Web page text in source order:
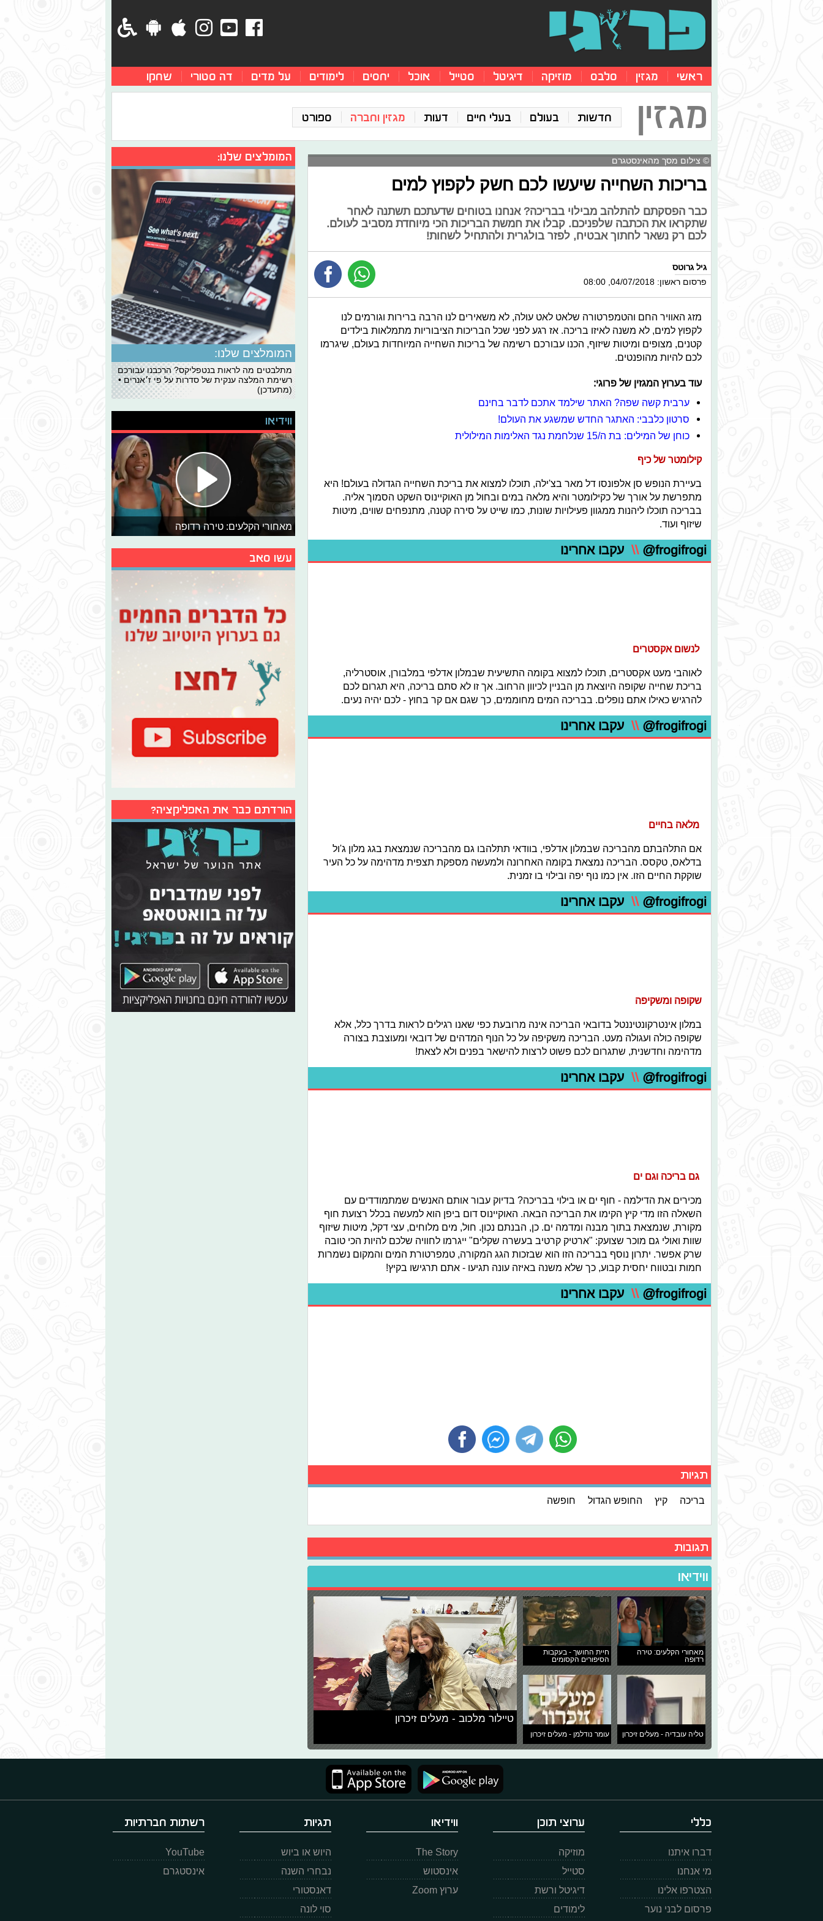
ראשי מגזין סלבס מוזיקה דיגיטל סטייל אוכל יחסים לימודים על מדים דה סטורי שחקו
מגזין חדשות בעולם בעלי חיים דעות מגזין וחברה ספורט
© צילום מסך מהאינסטגרם
בריכות השחייה שיעשו לכם חשק לקפוץ למים
כבר הפסקתם להתלהב מבילוי בבריכה? אנחנו בטוחים שדעתכם תשתנה לאחר
שתקראו את הכתבה שלפניכם. קבלו את חמשת הבריכות הכי מיוחדת מסביב לעולם.
לכם רק נשאר לחתוך אבטיח, לפזר בולגרית ולהתחיל לשחות!
גיל גרוטס
פרסום ראשון: 04/07/2018, 08:00
מזג האוויר החם והטמפרטורה שלאט לאט עולה, לא משאירים לנו הרבה ברירות וגורמים לנו
לקפוץ למים, לא משנה לאיזו בריכה. אז רגע לפני שכל הבריכות הציבוריות מתמלאות בילדים
קטנים, מצופים ומיטות שיזוף, הכנו עבורכם רשימה של בריכות השחייה המיוחדות בעולם, שיגרמו
לכם להיות מהופנטים.
עוד בערוץ המגזין של פרוגי:
ערבית קשה שפה? האתר שילמד אתכם לדבר בחינם
סרטון כלבבי: האתגר החדש שמשגע את העולם!
כוחן של המילים: בת ה/15 שנלחמת נגד האלימות המילולית
קילומטר של כיף
בעיירת הנופש סן אלפונסו דל מאר בצ'ילה, תוכלו למצוא את בריכת השחייה הגדולה בעולם! היא
מתפרשת על אורך של כקילומטר והיא מלאה במים ובחול מן האוקיינוס השקט הסמוך אליה.
בבריכה תוכלו ליהנות ממגוון פעילויות שונות, כמו שייט על סירה קטנה, מתנפחים שווים, מיטות
שיזוף ועוד.
@frogifrogi
\\ עקבו אחרינו
לנשום אקסטרים
לאוהבי מעט אקסטרים, תוכלו למצוא בקומה התשיעית שבמלון אדלפי במלבורן, אוסטרליה,
בריכת שחייה שקופה היוצאת מן הבניין לכיוון הרחוב. אך זו לא סתם בריכה, היא תגרום לכם
להרגיש כאילו אתם נופלים. בבריכה המים מחוממים, כך שגם אם קר בחוץ - לכם יהיה נעים.
@frogifrogi
\\ עקבו אחרינו
מלאה בחיים
אם התלהבתם מהבריכה שבמלון אדלפי, בוודאי תתלהבו גם מהבריכה שנמצאת בגג מלון ג'ול
בדלאס, טקסס. הבריכה נמצאת בקומה האחרונה ולמעשה מספקת תצפית מדהימה על כל העיר
שוקקת החיים הזו. אין כמו נוף יפה ובילוי בו זמנית.
@frogifrogi
\\ עקבו אחרינו
שקופה ומשקיפה
במלון אינטרקונטיננטל בדובאי הבריכה אינה מרובעת כפי שאנו רגילים לראות בדרך כלל, אלא
שקופה כולה ועגולה מעט. הבריכה משקיפה על כל הנוף המדהים של דובאי ומעוצבת בצורה
מדהימה וחדשנית, שתגרום לכם פשוט לרצות להישאר בפנים ולא לצאת!
@frogifrogi
\\ עקבו אחרינו
גם בריכה וגם ים
מכירים את הדילמה - חוף ים או בילוי בבריכה? בדיוק עבור אותם האנשים שמתמודדים עם
השאלה הזו מדי קיץ הקימו את הבריכה הבאה. האוקיינוס דום ביפן הוא למעשה בכלל רצועת חוף
מקורת, שנמצאת בתוך מבנה ומדמה ים. כן, הבנתם נכון. חול, מים מלוחים, עצי דקל, מיטות שיזוף
שוות ואולי גם מוכר שצועק: "ארטיק קרטיב בעשרה שקלים" ייגרמו לחוויה שלכם להיות הכי טובה
שרק אפשר. יתרון נוסף בבריכה הזו הוא שבזכות הגג המקורה, טמפרטורת המים והמקום נשמרות
חמות ובטווח יחסית קבוע, כך שלא משנה באיזה עונה תגיעו - אתם תרגישו בקיץ!
@frogifrogi
\\ עקבו אחרינו
תגיות
בריכה קיץ החופש הגדול חופשה
תגובות
ווידיאו
מאחורי הקלעים: טירה
רדופה
חיית החושך - בעקבות
הסיפורים הקסומים
טליה עובדיה - מעלים זיכרון עומר נודלמן - מעלים זיכרון
טיילור מלכוב - מעלים זיכרון
המומלצים שלנו:
המומלצים שלנו:
מתלבטים מה לראות בנטפליקס? הרכבנו עבורכם
רשימת המלצה ענקית של סדרות על פי ז׳אנרים •
(מתעדכן)
ווידיאו
מאחורי הקלעים: טירה רדופה
עשו סאב
הורדתם כבר את האפליקציה?
כללי
דברו איתנו
מי אנחנו
הצטרפו אלינו
פרסום לבני נוער
ערוצי תוכן
מוזיקה
סטייל
דיגיטל ורשת
לימודים
ווידיאו
The Story
אינסטוש
ערוץ Zoom
תגיות
היוש או ביוש
נבחרי השנה
דאנסטורי
סוי לונה
רשתות חברתיות
YouTube
אינסטגרם